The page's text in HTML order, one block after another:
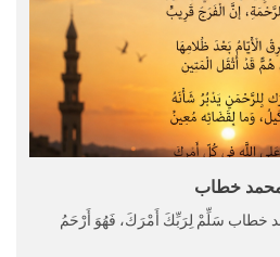
محمد خطاب
خطاب سَلِّمْ لِرَبِّكَ أَمْرَكَ، فَهُوَ أَرْحَمُ